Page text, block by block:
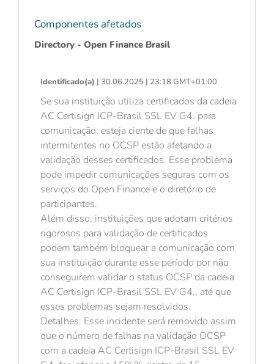
Componentes afetados
Directory - Open Finance Brasil
Identificado(a) | 30.06.2025 | 23:18 GMT+01:00
Se sua instituição utiliza certificados da cadeia
AC Certisign ICP-Brasil SSL EV G4. para
comunicação, esteja ciente de que falhas
intermitentes no OCSP estão afetando a
validação desses certificados. Esse problema
pode impedir comunicações seguras com os
serviços do Open Finance e o diretório de
participantes.
Além disso, instituições que adotam critérios
rigorosos para validação de certificados
podem também bloquear a comunicação com
sua instituição durante esse período por não
conseguirem validar o status OCSP da cadeia
AC Certisign ICP-Brasil SSL EV G4., até que
esses problemas sejam resolvidos.
Detalhes: Esse incidente será removido assim
que o número de falhas na validação OCSP
com a cadeia AC Certisign ICP-Brasil SSL EV